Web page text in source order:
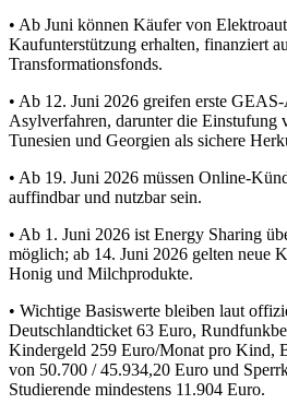
• Ab Juni können Käufer von
Kaufunterstützung erhalten, finanziert
Transformationsfonds.
• Ab 12. Juni 2026 greifen erste
Asylverfahren, darunter die Einstufung
Tunesien und Georgien als sichere
• Ab 19. Juni 2026 müssen Online-
auffindbar und nutzbar sein.
• Ab 1. Juni 2026 ist Energy Sharing
möglich; ab 14. Juni 2026 gelten neue
Honig und Milchprodukte.
• Wichtige Basiswerte bleiben laut
Deutschlandticket 63 Euro,
Kindergeld 259 Euro/Monat pro Kind,
von 50.700 / 45.934,20 Euro und
Studierende mindestens 11.904 Euro.